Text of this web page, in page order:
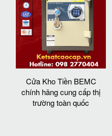
Cửa Kho Tiền BEMC
chính hãng cung cấp thị
trường toàn quốc